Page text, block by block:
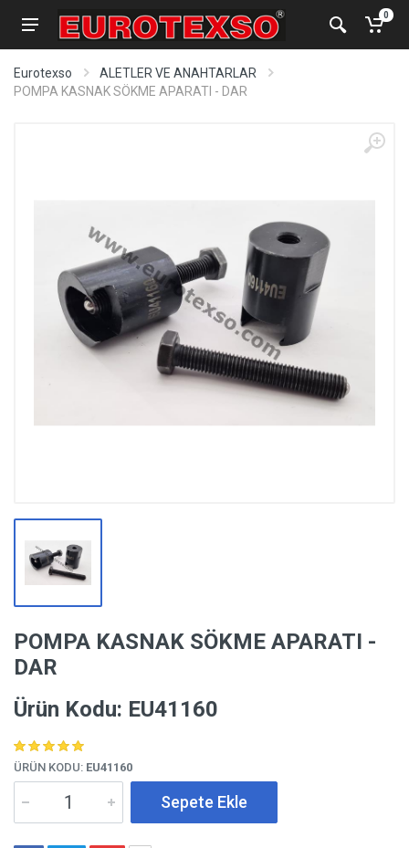
0
Eurotexso
ALETLER VE ANAHTARLAR
POMPA KASNAK SÖKME APARATI - DAR
POMPA KASNAK SÖKME APARATI -
DAR
Ürün Kodu: EU41160
ÜRÜN KODU: EU41160
Sepete Ekle